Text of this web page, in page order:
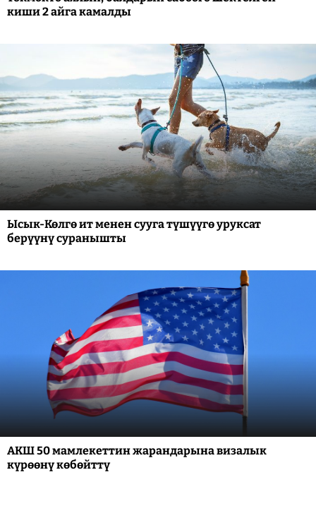
киши 2 айга камалды
Ысык-Көлгө ит менен сууга түшүүгө уруксат
берүүнү суранышты
АКШ 50 мамлекеттин жарандарына визалык
күрөөнү көбөйттү